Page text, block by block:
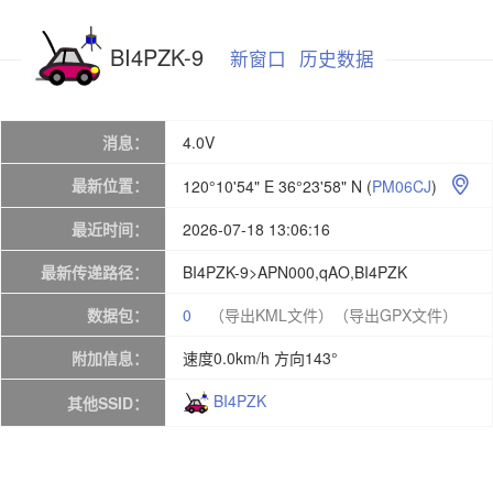
BI4PZK-9 新窗口 历史数据
消息：
4.0V
最新位置：
120°10'54" E 36°23'58" N (PM06CJ) 
最近时间：
2026-07-18 13:06:16
最新传递路径：
BI4PZK-9>APN000,qAO,BI4PZK
数据包：
0 （导出KML文件）
（导出GPX文件）
附加信息：
速度0.0km/h 方向143°
其他SSID： BI4PZK